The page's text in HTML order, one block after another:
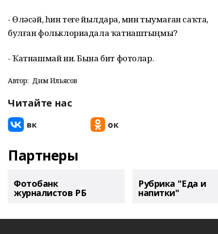
- Өләсәй, һин теге йылдарҙа, мин тыумаған саҡта,
булған фольклориадала ҡатнаштыңмы?
- Ҡатнашмай ни. Бына бит фотолар.
Автор: Дим Ильясов
Читайте нас
Партнеры
Фотобанк
журналистов РБ
Рубрика "Еда и
напитки"